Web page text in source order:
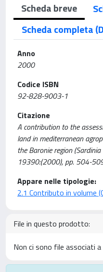
Scheda breve
Scheda completa
Anno
2000
Codice ISBN
92-828-9003-1
Citazione
A contribution to the
land in mediterranean
the Baronie region
19390:(2000), pp. 504-
Appare nelle tipologie:
2.1 Contributo in volume
File in questo prodotto:
Non ci sono file associati